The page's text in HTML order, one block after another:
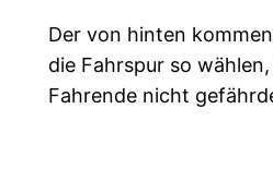
Der von hinten
die Fahrspur so
Fahrende nicht